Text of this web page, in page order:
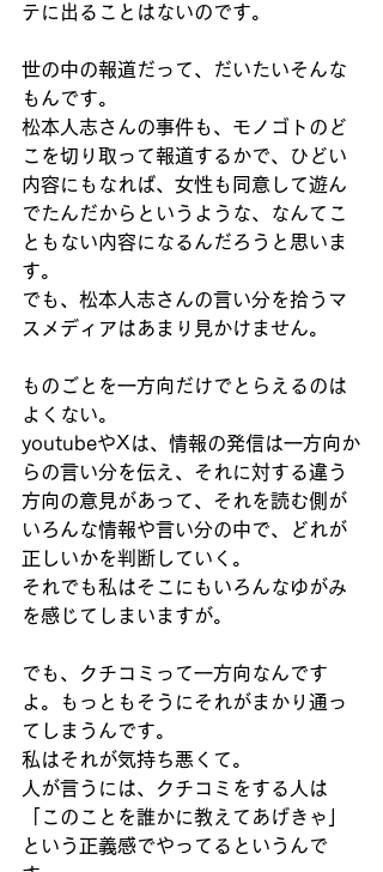
テに出ることはないのです。
世の中の報道だって、だいたいそんな
もんです。
松本人志さんの事件も、モノゴトのど
こを切り取って報道するかで、ひどい
内容にもなれば、女性も同意して遊ん
でたんだからというような、なんてこ
ともない内容になるんだろうと思いま
す。
でも、松本人志さんの言い分を拾うマ
スメディアはあまり見かけません。
ものごとを一方向だけでとらえるのは
よくない。
youtubeやXは、情報の発信は一方向か
らの言い分を伝え、それに対する違う
方向の意見があって、それを読む側が
いろんな情報や言い分の中で、どれが
正しいかを判断していく。
それでも私はそこにもいろんなゆがみ
を感じてしまいますが。
でも、クチコミって一方向なんです
よ。もっともそうにそれがまかり通っ
てしまうんです。
私はそれが気持ち悪くて。
人が言うには、クチコミをする人は
「このことを誰かに教えてあげきゃ」
という正義感でやってるというんで